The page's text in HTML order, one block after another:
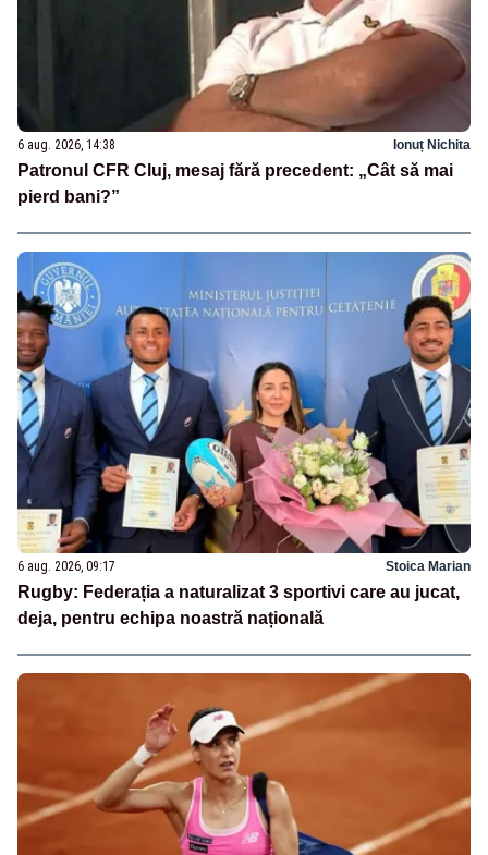
6 aug. 2026, 14:38 Ionuț Nichita
Patronul CFR Cluj, mesaj fără precedent: „Cât să mai
pierd bani?”
6 aug. 2026, 09:17 Stoica Marian
Rugby: Federația a naturalizat 3 sportivi care au jucat,
deja, pentru echipa noastră națională